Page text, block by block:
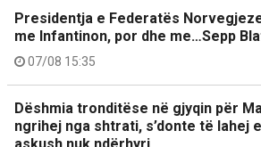
Presidentja e Federatës
me Infantinon, por dhe me…Sepp
07/08 15:35
Dëshmia tronditëse në gjyqin për
ngrihej nga shtrati, s’donte të lahej